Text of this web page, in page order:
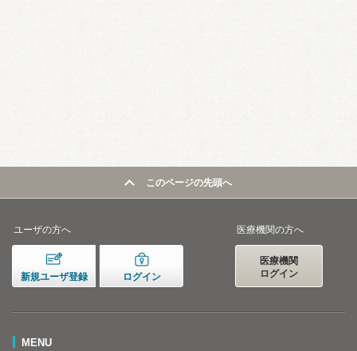
このページの先頭へ
ユーザの方へ
新規ユーザ登録 ログイン
医療機関の方へ
医療機関
ログイン
MENU